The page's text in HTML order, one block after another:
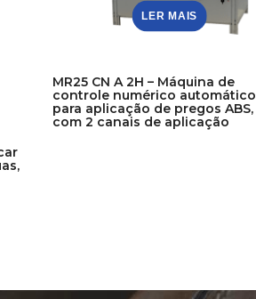
MR25 CN A 2H – Máquina de
controle numérico automático
para aplicação de pregos ABS,
com 2 canais de aplicação
LER MAIS